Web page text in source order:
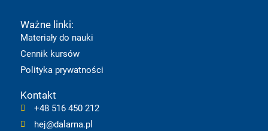
o
o
k
b
e
Ważne linki:
Materiały do nauki
Cennik kursów
Polityka prywatności
Kontakt
+48 516 450 212
hej@dalarna.pl